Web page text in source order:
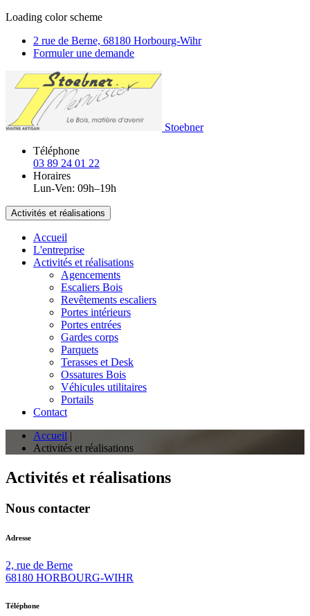
Loading color scheme
2 rue de Berne, 68180 Horbourg-Wihr
Formuler une demande
Stoebner
Téléphone
03 89 24 01 22
Horaires
Lun-Ven: 09h–19h
Activités et réalisations
Accueil
L'entreprise
Activités et réalisations
Agencements
Escaliers Bois
Revêtements escaliers
Portes intérieurs
Portes entrées
Gardes corps
Parquets
Terasses et Desk
Ossatures Bois
Véhicules utilitaires
Portails
Contact
Accueil |
Activités et réalisations
Activités et réalisations
Nous contacter
Adresse
2, rue de Berne
68180 HORBOURG-WIHR
Téléphone